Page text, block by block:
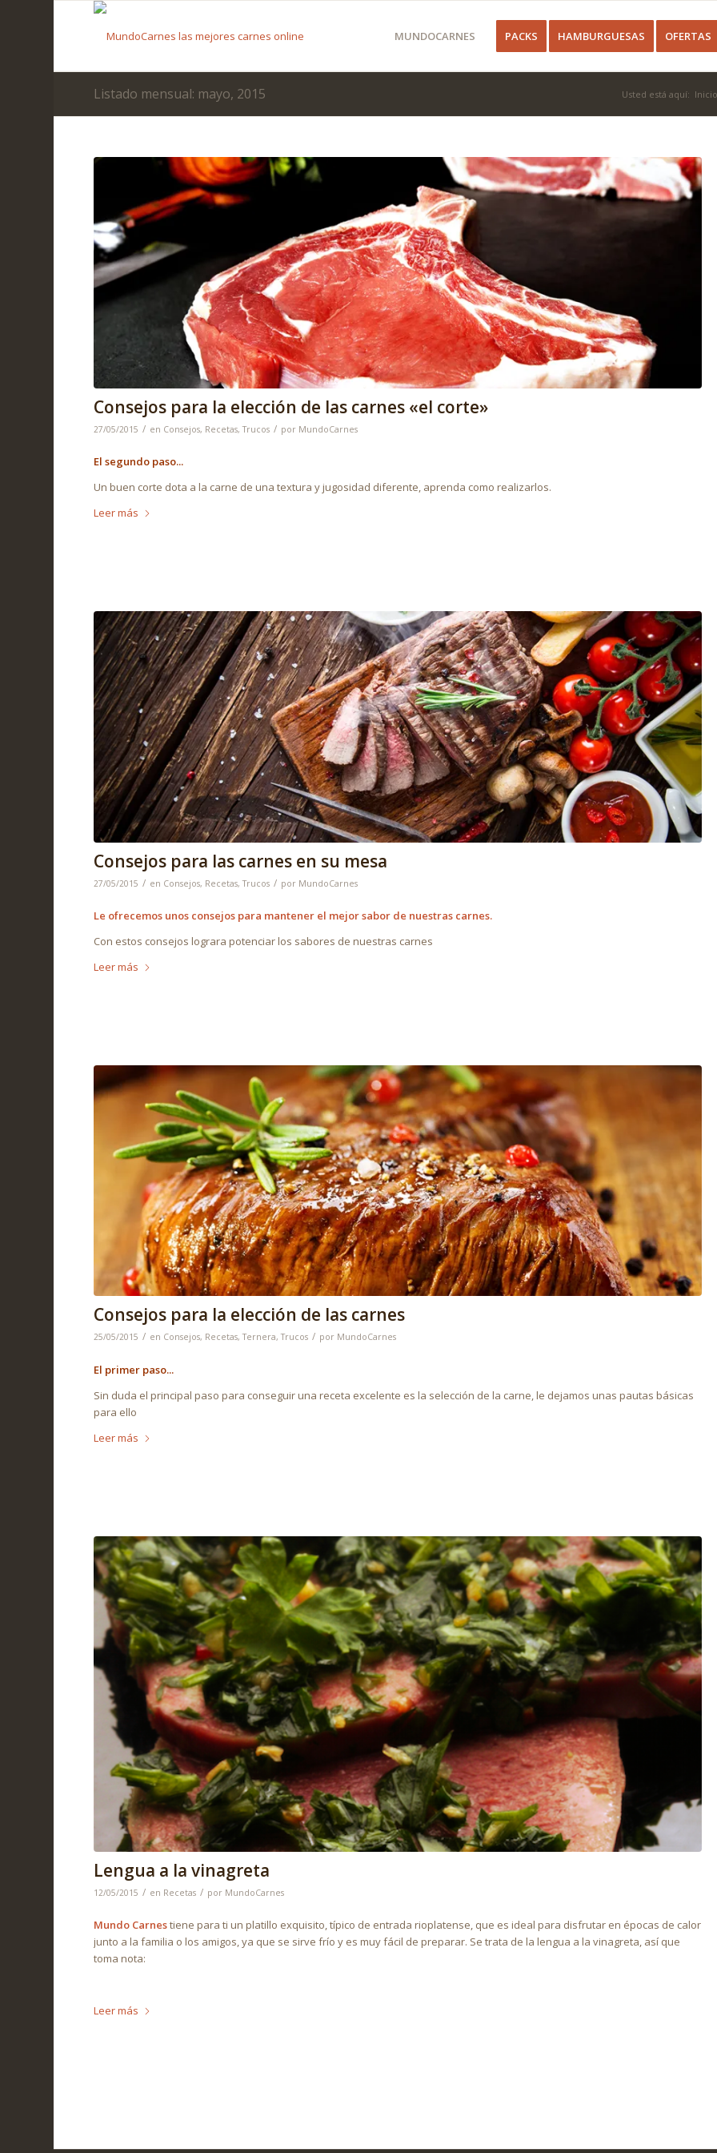
MUNDOCARNES PACKS HAMBURGUESAS OFERTAS
Listado mensual: mayo, 2015 Usted está aquí: Inicio
Consejos para la elección de las carnes «el corte»
27/05/2015 / en Consejos, Recetas,Trucos / por MundoCarnes
El segundo paso...
Un buen corte dota a la carne de una textura y jugosidad diferente, aprenda como realizarlos.
Leer más
Consejos para las carnes en su mesa
27/05/2015 / en Consejos, Recetas,Trucos / por MundoCarnes
Le ofrecemos unos consejos para mantener el mejor sabor de nuestras carnes.
Con estos consejos lograra potenciar los sabores de nuestras carnes
Leer más
Consejos para la elección de las carnes
25/05/2015 / en Consejos, Recetas,Ternera,Trucos / por MundoCarnes
El primer paso...
Sin duda el principal paso para conseguir una receta excelente es la selección de la carne, le dejamos unas pautas básicas
para ello
Leer más
Lengua a la vinagreta
12/05/2015 / en Recetas / por MundoCarnes
Mundo Carnestiene para ti un platillo exquisito, típico de entrada rioplatense, que es ideal para disfrutar en épocas de calor
junto a la familia o los amigos, ya que se sirve frío y es muy fácil de preparar. Se trata de la lengua a la vinagreta, así que
toma nota:
Leer más